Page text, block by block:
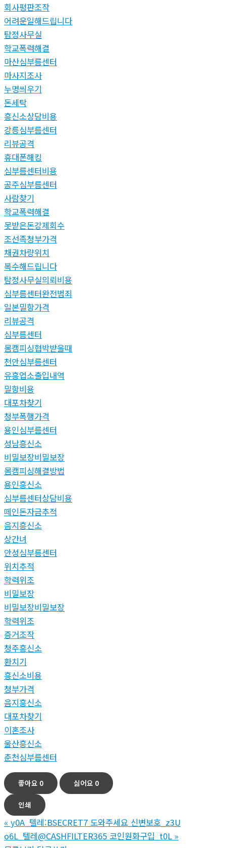
회사평판조작
어려운일해드립니다
탐정사무실
학교폭력해결
마산심부름센터
마사지조사
누명씌우기
돈세탁
흥신소상담비용
강릉심부름센터
리뷰공격
휴대폰해킹
심부름센터비용
공주심부름센터
사람찾기
학교폭력해결
못받은돈강제회수
조선족청부가격
채권차량위치
복수해드립니다
탐정사무실의뢰비용
심부름센터완전범죄
일본밀항가격
리뷰공격
심부름센터
몸캠피싱협박받을때
천안심부름센터
유흥업소출입내역
밀항비용
대포차찾기
청부폭행가격
용인심부름센터
성남흥신소
비밀보장비밀보장
몸캠피싱해결방법
용인흥신소
심부름센터상담비용
떼인돈자금추적
음지흥신소
상간녀
안성심부름센터
위치추적
학력위조
비밀보장
비밀보장비밀보장
학력위조
증거조작
청주흥신소
환치기
흥신소비용
청부가격
음지흥신소
대포차찾기
이혼조사
울산흥신소
춘천심부름센터
좋아요 0 싫어요 0
인쇄
« y0A_텔레:BSECRET7 도와주세요 신변보호_z3U
o6L_텔레@CASHFILTER365 코인원화구입_t0L »